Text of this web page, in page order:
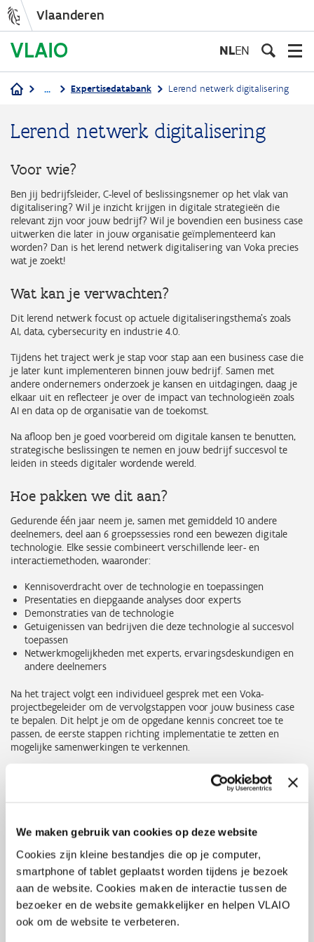
We maken gebruik van cookies op deze website
Cookies zijn kleine bestandjes die op je computer,
smartphone of tablet geplaatst worden tijdens je bezoek
aan de website. Cookies maken de interactie tussen de
bezoeker en de website gemakkelijker en helpen VLAIO
ook om de website te verbeteren.
Vlaanderen
NLEN
... Expertisedatabank Lerend netwerk digitalisering
Lerend netwerk digitalisering
Voor wie?
Ben jij bedrijfsleider, C-level of beslissingsnemer op het vlak van
digitalisering? Wil je inzicht krijgen in digitale strategieën die
relevant zijn voor jouw bedrijf? Wil je bovendien een business case
uitwerken die later in jouw organisatie geïmplementeerd kan
worden? Dan is het lerend netwerk digitalisering van Voka precies
wat je zoekt!
Wat kan je verwachten?
Dit lerend netwerk focust op actuele digitaliseringsthema's zoals
AI, data, cybersecurity en industrie 4.0.
Tijdens het traject werk je stap voor stap aan een business case die
je later kunt implementeren binnen jouw bedrijf. Samen met
andere ondernemers onderzoek je kansen en uitdagingen, daag je
elkaar uit en reflecteer je over de impact van technologieën zoals
AI en data op de organisatie van de toekomst.
Na afloop ben je goed voorbereid om digitale kansen te benutten,
strategische beslissingen te nemen en jouw bedrijf succesvol te
leiden in steeds digitaler wordende wereld.
Hoe pakken we dit aan?
Gedurende één jaar neem je, samen met gemiddeld 10 andere
deelnemers, deel aan 6 groepssessies rond een bewezen digitale
technologie. Elke sessie combineert verschillende leer- en
interactiemethoden, waaronder:
Kennisoverdracht over de technologie en toepassingen
Presentaties en diepgaande analyses door experts
Demonstraties van de technologie
Getuigenissen van bedrijven die deze technologie al succesvol
toepassen
Netwerkmogelijkheden met experts, ervaringsdeskundigen en
andere deelnemers
Na het traject volgt een individueel gesprek met een Voka-
projectbegeleider om de vervolgstappen voor jouw business case
te bepalen. Dit helpt je om de opgedane kennis concreet toe te
passen, de eerste stappen richting implementatie te zetten en
mogelijke samenwerkingen te verkennen.
Onder 'Evenementen', vind je een overzicht van de lerende
netwerken digitalisering waarvoor je je momenteel kunt
Voka'.
Thema's Digitaliseren Lerende netwerken
Kostprijs
€ 1.380 excl. btw voor Voka-leden OF € 1.660 excl. btw
voor niet-leden